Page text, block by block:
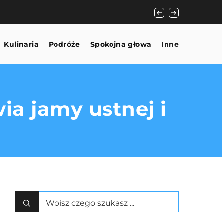
Jak wybrać
Kulinaria Podróże Spokojna głowa Inne
jamy ustnej i